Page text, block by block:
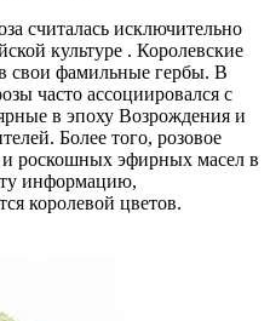
считалась исключительно
культуре . Королевские
свои фамильные гербы. В
часто ассоциировался с
в эпоху Возрождения и
Более того, розовое
роскошных эфирных масел в
информацию,
королевой цветов.